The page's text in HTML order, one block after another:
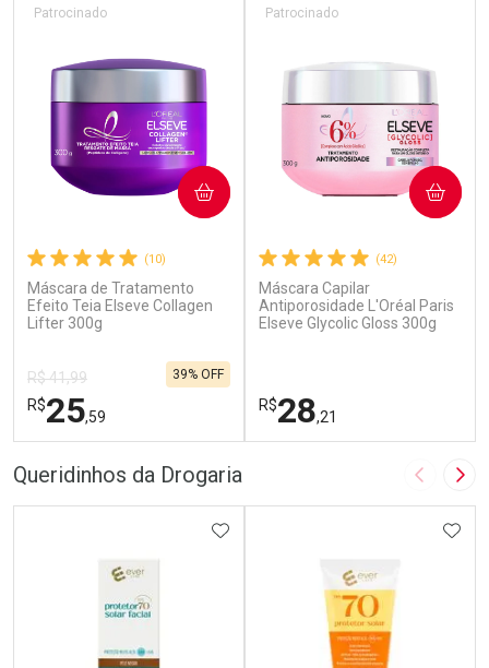
(10)
Máscara de Tratamento
Efeito Teia Elseve Collagen
Lifter 300g
Patrocinado
R$ 41,99
R$25,59
39% OFF
COMPRAR
(42)
Máscara Capilar
Antiporosidade L'Oréal Paris
Elseve Glycolic Gloss 300g
Patrocinado
R$28,21
COMPRAR
Queridinhos da Drogaria Imagem
ADICIONAR AOS FAVORITOS